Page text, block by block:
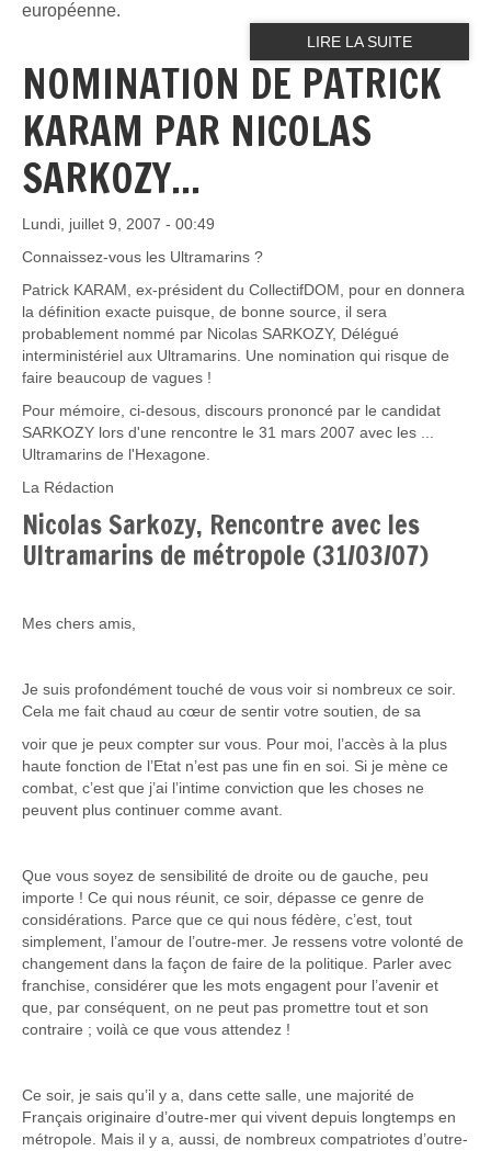
européenne.
LIRE LA SUITE
NOMINATION DE PATRICK
KARAM PAR NICOLAS
SARKOZY...
Lundi, juillet 9, 2007 - 00:49
Connaissez-vous les Ultramarins ?
Patrick KARAM, ex-président du CollectifDOM, pour en donnera
la définition exacte puisque, de bonne source, il sera
probablement nommé par Nicolas SARKOZY, Délégué
interministériel aux Ultramarins. Une nomination qui risque de
faire beaucoup de vagues !
Pour mémoire, ci-desous, discours prononcé par le candidat
SARKOZY lors d'une rencontre le 31 mars 2007 avec les ...
Ultramarins de l'Hexagone.
La Rédaction
Nicolas Sarkozy, Rencontre avec les
Ultramarins de métropole (31/03/07)
Mes chers amis,
Je suis profondément touché de vous voir si nombreux ce soir.
Cela me fait chaud au cœur de sentir votre soutien, de sa
voir que je peux compter sur vous. Pour moi, l’accès à la plus
haute fonction de l’Etat n’est pas une fin en soi. Si je mène ce
combat, c’est que j’ai l’intime conviction que les choses ne
peuvent plus continuer comme avant.
Que vous soyez de sensibilité de droite ou de gauche, peu
importe ! Ce qui nous réunit, ce soir, dépasse ce genre de
considérations. Parce que ce qui nous fédère, c’est, tout
simplement, l’amour de l’outre-mer. Je ressens votre volonté de
changement dans la façon de faire de la politique. Parler avec
franchise, considérer que les mots engagent pour l’avenir et
que, par conséquent, on ne peut pas promettre tout et son
contraire ; voilà ce que vous attendez !
Ce soir, je sais qu’il y a, dans cette salle, une majorité de
Français originaire d’outre-mer qui vivent depuis longtemps en
métropole. Mais il y a, aussi, de nombreux compatriotes d’outre-